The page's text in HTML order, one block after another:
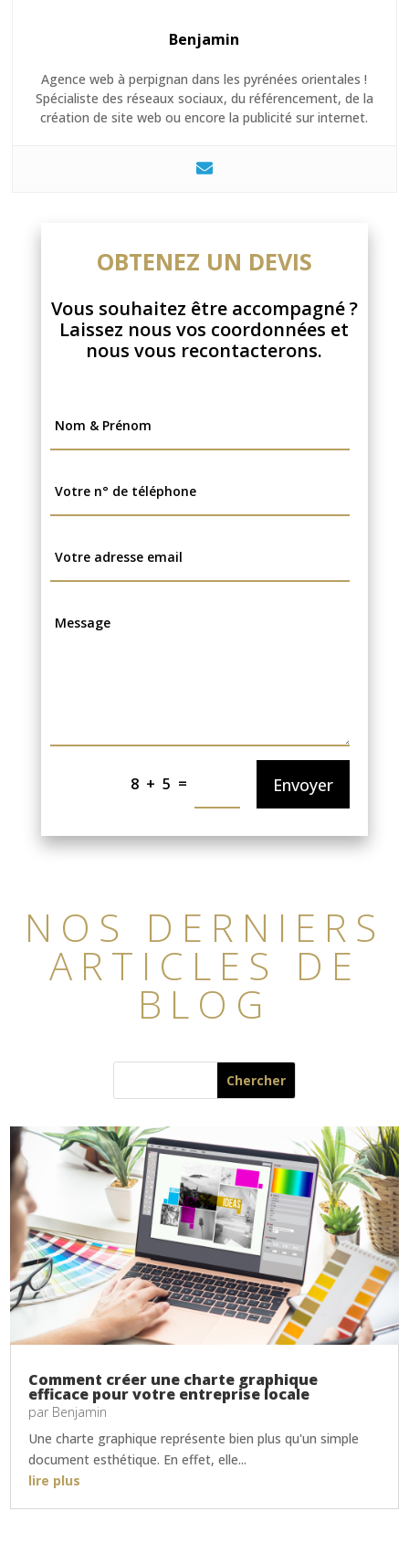
Benjamin
Agence web à perpignan dans les pyrénées orientales !
Spécialiste des réseaux sociaux, du référencement, de la
création de site web ou encore la publicité sur internet.
OBTENEZ UN DEVIS
Vous souhaitez être accompagné ?
Laissez nous vos coordonnées et
nous vous recontacterons.
8 + 5 = Envoyer
NOS DERNIERS
ARTICLES DE
BLOG
Comment créer une charte graphique
efficace pour votre entreprise locale
par Benjamin
Une charte graphique représente bien plus qu'un simple
document esthétique. En effet, elle...
lire plus